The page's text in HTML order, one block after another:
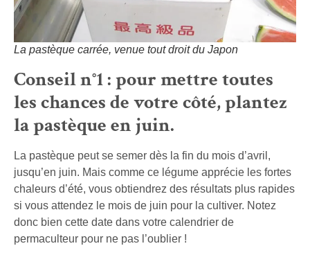
La pastèque carrée, venue tout droit du Japon
Conseil n°1 : pour mettre toutes
les chances de votre côté, plantez
la pastèque en juin.
La pastèque peut se semer dès la fin du mois d’avril,
jusqu’en juin. Mais comme ce légume apprécie les fortes
chaleurs d’été, vous obtiendrez des résultats plus rapides
si vous attendez le mois de juin pour la cultiver. Notez
donc bien cette date dans votre calendrier de
permaculteur pour ne pas l’oublier !